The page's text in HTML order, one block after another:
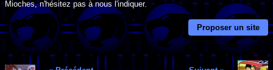
Mioches, n'hésitez pas à nous l'indiquer.
Proposer un site